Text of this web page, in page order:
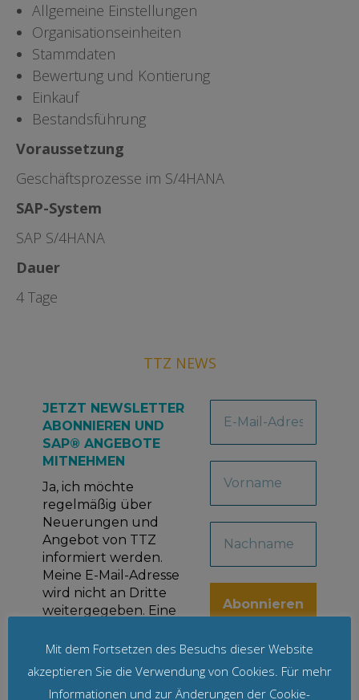
Allgemeine Einstellungen
Organisationseinheiten
Stammdaten
Bewertung und Kontierung
Einkauf
Bestandsführung
Voraussetzung
Geschäftsprozesse im S/4HANA
SAP-System
SAP S/4HANA
Dauer
4 Tage
TTZ NEWS
JETZT NEWSLETTER
ABONNIEREN UND
SAP® ANGEBOTE
MITNEHMEN
Ja, ich möchte
regelmäßig über
Neuerungen und
Angebot von TTZ
informiert werden.
Meine E-Mail-Adresse
wird nicht an Dritte
weitergegeben. Eine
jederzeit möglich.
Wir senden keinen
Spam! Erfahre mehr in
Mit dem Fortsetzen des Besuchs dieser Website
akzeptieren Sie die Verwendung von Cookies. Für mehr
Informationen und zur Änderungen der Cookie-